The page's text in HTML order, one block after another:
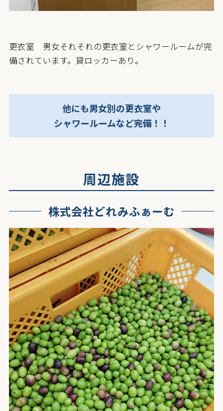
更衣室 男女それそれの更衣室とシャワールームが完
備されています。貸ロッカーあり。
他にも男女別の更衣室や
シャワールームなど完備！！
周辺施設
株式会社どれみふぁーむ